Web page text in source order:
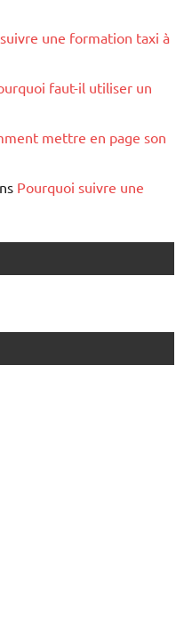
une formation taxi à
faut-il utiliser un
mettre en page son
Pourquoi suivre une